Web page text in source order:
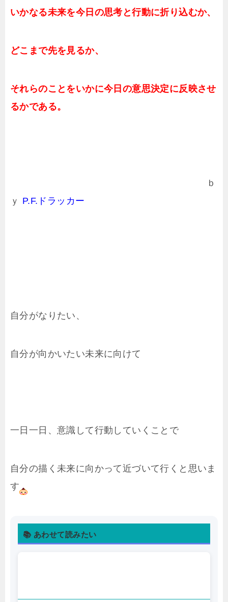
いかなる未来を今日の思考と行動に折り込むか、
どこまで先を見るか、
それらのことをいかに今日の意思決定に反映させ
るかである。
ｂ
ｙ P.F.ドラッカー
自分がなりたい、
自分が向かいたい未来に向けて
一日一日、意識して行動していくことで
自分の描く未来に向かって近づいて行くと思いま
す
📚 あわせて読みたい